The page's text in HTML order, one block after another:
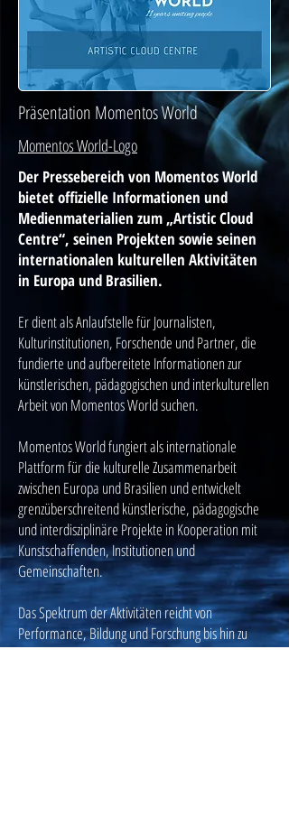
Präsentation Momentos World
Momentos World-Logo
Der Pressebereich von Momentos World
bietet offizielle Informationen und
Medienmaterialien zum „Artistic Cloud
Centre“, seinen Projekten sowie seinen
internationalen kulturellen Aktivitäten
in Europa und Brasilien.
Er dient als Anlaufstelle für Journalisten,
Kulturinstitutionen, Forschende und Partner, die
fundierte und aufbereitete Informationen zur
künstlerischen, pädagogischen und interkulturellen
Arbeit von Momentos World suchen.
Momentos World fungiert als internationale
Plattform für die kulturelle Zusammenarbeit
zwischen Europa und Brasilien und entwickelt
grenzüberschreitend künstlerische, pädagogische
und interdisziplinäre Projekte in Kooperation mit
Kunstschaffenden, Institutionen und
Gemeinschaften.
Das Spektrum der Aktivitäten reicht von
Performance, Bildung und Forschung bis hin zu
Film, Musik, bildender Kunst und digitalen